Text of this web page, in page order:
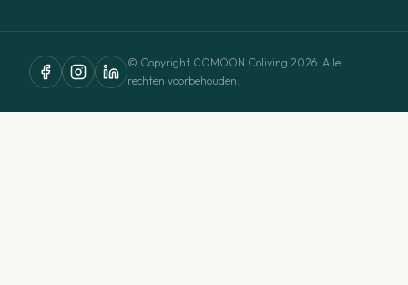
© Copyright COMOON Coliving 2026. Alle
rechten voorbehouden.